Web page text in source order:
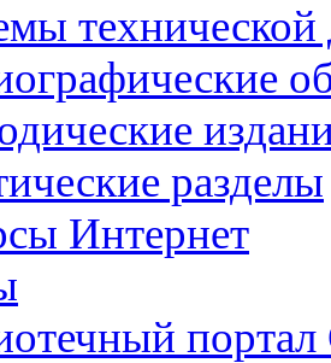
разделы
Интернет
портал